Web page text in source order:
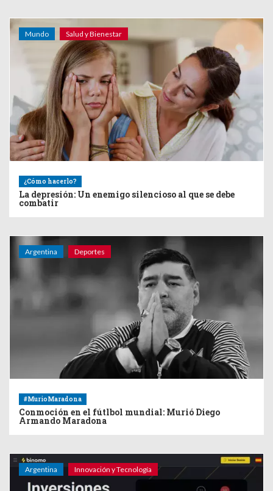
Mundo Salud y Bienestar
¿Cómo hacerlo?
La depresión: Un enemigo silencioso al que se debe
combatir
Argentina Deportes
#MurioMaradona
Conmoción en el fútlbol mundial: Murió Diego
Armando Maradona
Argentina Innovación y Tecnología